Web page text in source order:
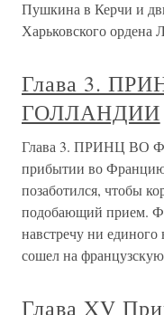
Пушкина в Керчи и
Харьковского ордена
Глава 3.
ГОЛЛАНДИИ
Глава 3. ПРИНЦ
прибытии во
позаботился, чтобы
подобающий прием.
навстречу ни
сошел на
Глава XV